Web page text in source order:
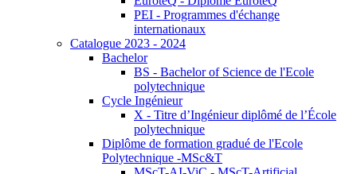
PEI - Programmes d'échange
internationaux
Catalogue 2023 - 2024
Bachelor
BS - Bachelor of Science de l'Ecole
polytechnique
Cycle Ingénieur
X - Titre d’Ingénieur diplômé de l’École
polytechnique
Diplôme de formation gradué de l'Ecole
Polytechnique -MSc&T